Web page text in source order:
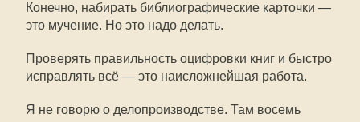
Конечно, набирать библиографические карточки —
это мучение. Но это надо делать.
Проверять правильность оцифровки книг и быстро
исправлять всё — это наисложнейшая работа.
Я не говорю о делопроизводстве. Там восемь